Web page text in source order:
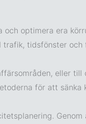
optimera era
tidsfönster
eller
för att sänka